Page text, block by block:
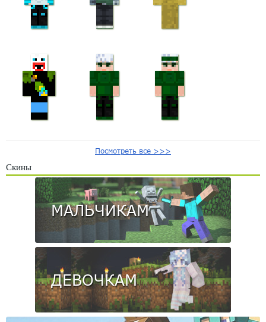
Посмотреть все >>>
Скины
МАЛЬЧИКАМ
ДЕВОЧКАМ